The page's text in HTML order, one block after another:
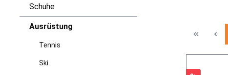
Schuhe
Ausrüstung
Tennis
Ski